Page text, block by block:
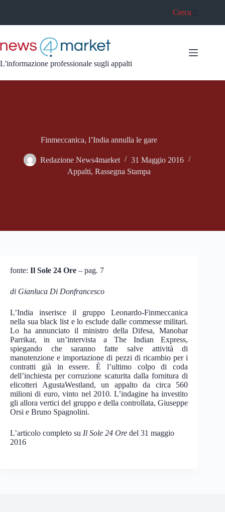
Cerca
L'informazione professionale sugli appalti
Finmeccanica, l’India annulla le gare
Redazione News4market
31 Maggio 2016
Appalti,Rassegna Stampa
fonte: Il Sole 24 Ore – pag. 7
di Gianluca Di Donfrancesco
L’India inserisce il gruppo Leonardo-Finmeccanica
nella sua black list e lo esclude dalle commesse militari.
Lo ha annunciato il ministro della Difesa, Manohar
Parrikar, in un’intervista a The Indian Express,
spiegando che saranno fatte salve attività di
manutenzione e importazione di pezzi di ricambio per i
contratti già in essere. È l’ultimo colpo di coda
dell’inchiesta per corruzione scaturita dalla fornitura di
elicotteri AgustaWestland, un appalto da circa 560
milioni di euro, vinto nel 2010. L’indagine ha investito
gli allora vertici del gruppo e della controllata, Giuseppe
Orsi e Bruno Spagnolini.
L’articolo completo su Il Sole 24 Ore del 31 maggio
2016